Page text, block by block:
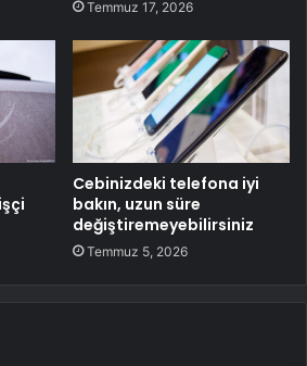
Temmuz 17, 2026
Cebinizdeki telefona iyi
bakın, uzun süre
değiştiremeyebilirsiniz
Temmuz 5, 2026